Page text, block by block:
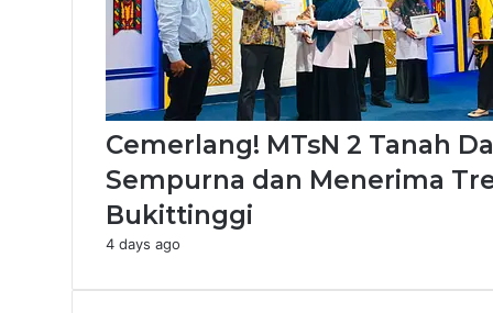
Cemerlang! MTsN 2 Tanah
Sempurna dan Menerima
Bukittinggi
4 days ago